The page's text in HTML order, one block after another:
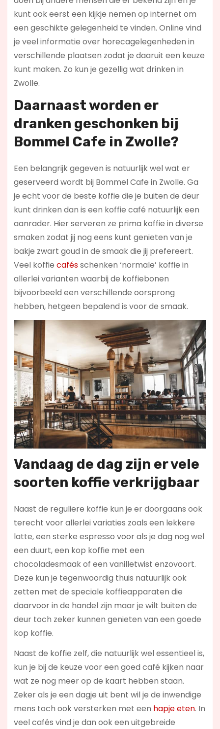
kunt ook eerst een kijkje nemen op internet om
een geschikte gelegenheid te vinden. Online vind
je veel informatie over horecagelegenheden in
verschillende plaatsen zodat je daaruit een keuze
kunt maken. Zo kun je gezellig wat drinken in
Zwolle.
Daarnaast worden er
dranken geschonken bij
Bommel Cafe in Zwolle?
Een belangrijk gegeven is natuurlijk wel wat er
geserveerd wordt bij Bommel Cafe in Zwolle. Ga
je echt voor de beste koffie die je buiten de deur
kunt drinken dan is een koffie café natuurlijk een
aanrader. Hier serveren ze prima koffie in diverse
smaken zodat jij nog eens kunt genieten van je
bakje zwart goud in de smaak die jij prefereert.
Veel koffie cafésschenken ‘normale’ koffie in
allerlei varianten waarbij de koffiebonen
bijvoorbeeld een verschillende oorsprong
hebben, hetgeen bepalend is voor de smaak.
Vandaag de dag zijn er vele
soorten koffie verkrijgbaar
Naast de reguliere koffie kun je er doorgaans ook
terecht voor allerlei variaties zoals een lekkere
latte, een sterke espresso voor als je dag nog wel
een duurt, een kop koffie met een
chocoladesmaak of een vanilletwist enzovoort.
Deze kun je tegenwoordig thuis natuurlijk ook
zetten met de speciale koffieapparaten die
daarvoor in de handel zijn maar je wilt buiten de
deur toch zeker kunnen genieten van een goede
kop koffie.
Naast de koffie zelf, die natuurlijk wel essentieel is,
kun je bij de keuze voor een goed café kijken naar
wat ze nog meer op de kaart hebben staan.
Zeker als je een dagje uit bent wil je de inwendige
mens toch ook versterken met een hapje eten. In
veel cafés vind je dan ook een uitgebreide